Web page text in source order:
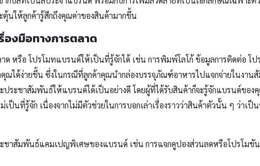
ตุ้นให้ลูกค้ารู้สึกถึงคุณค่าของสินค้ามากขึ้น
องมือทางการตลาด
ด หรือ โปรโมทแบรนด์ให้เป็นที่รู้จักได้ เช่น การพิมพ์โลโก้ ข้อมูลการติดต่อ โ
ณได้ง่ายขึ้น ซึ่งในกรณีที่ลูกค้าคุณนำกล่องบรรจุภัณฑ์อาหารไปแจกจ่ายในงานสั
ระชาสัมพันธ์ให้แบรนด์ได้เป็นอย่างดี โดยผู้ที่ได้รับสินค้าก็จะรู้จักแบรนด์ขอ
นที่รู้จัก เนื่องจากไม่มีตัวช่วยในการบอกเล่าเรื่องราวว่าสินค้าตัวนั้น ๆ ว่าเป็
ชาสัมพันธ์แคมเปญพิเศษของแบรนด์ เช่น การแจกคูปองส่วนลดหรือโปรโมชั